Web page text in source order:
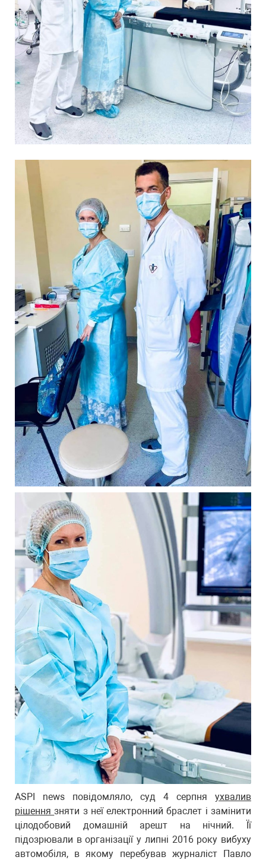
ASPI news повідомляло, суд 4 серпня ухвалив
рішеннязняти з неї електронний браслет і замінити
цілодобовий домашній арешт на нічний. Її
підозрювали в організації у липні 2016 року вибуху
автомобіля, в якому перебував журналіст Павло